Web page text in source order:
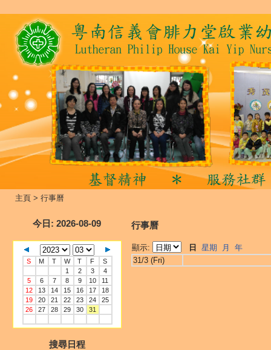
主頁 > 行事曆
今日 : 2026-08-09
S M T W T F
S
1
2 3
4
5
6 7 8 9 10
11
12
13 14 15 16 17
18
19
20 21 22 23 24
25
26
27 28 29 30 31
搜尋日程
行事曆
顯示: 日 星期 月
年
31/3 (Fri)